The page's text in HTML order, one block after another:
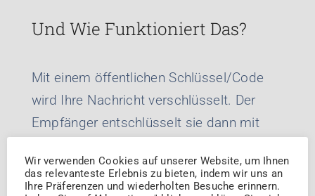
Und Wie Funktioniert Das?
Mit einem öffentlichen Schlüssel/Code
wird Ihre Nachricht verschlüsselt. Der
Empfänger entschlüsselt sie dann mit
garantiert höchste Datensicherheit.
Wir verwenden Cookies auf unserer Website, um Ihnen
das relevanteste Erlebnis zu bieten, indem wir uns an
Ihre Präferenzen und wiederholten Besuche erinnern.